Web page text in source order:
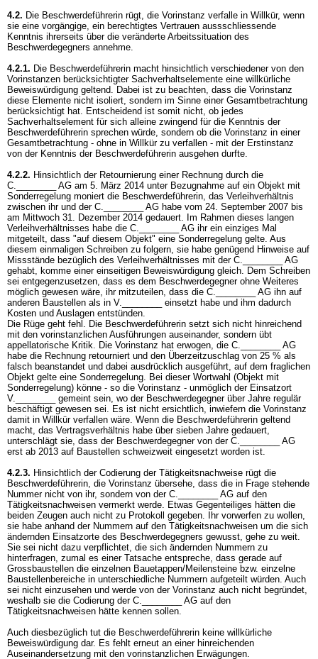
4.2. Die Beschwerdeführerin rügt, die Vorinstanz verfalle in Willkür, wenn
sie eine vorgängige, ein berechtigtes Vertrauen aussschliessende
Kenntnis ihrerseits über die veränderte Arbeitssituation des
Beschwerdegegners annehme.
4.2.1. Die Beschwerdeführerin macht hinsichtlich verschiedener von den
Vorinstanzen berücksichtigter Sachverhaltselemente eine willkürliche
Beweiswürdigung geltend. Dabei ist zu beachten, dass die Vorinstanz
diese Elemente nicht isoliert, sondern im Sinne einer Gesamtbetrachtung
berücksichtigt hat. Entscheidend ist somit nicht, ob jedes
Sachverhaltselement für sich alleine zwingend für die Kenntnis der
Beschwerdeführerin sprechen würde, sondern ob die Vorinstanz in einer
Gesamtbetrachtung - ohne in Willkür zu verfallen - mit der Erstinstanz
von der Kenntnis der Beschwerdeführerin ausgehen durfte.
4.2.2. Hinsichtlich der Retournierung einer Rechnung durch die
C.________ AG am 5. März 2014 unter Bezugnahme auf ein Objekt mit
Sonderregelung moniert die Beschwerdeführerin, das Verleihverhältnis
zwischen ihr und der C.________ AG habe vom 24. September 2007 bis
am Mittwoch 31. Dezember 2014 gedauert. Im Rahmen dieses langen
Verleihverhältnisses habe die C.________ AG ihr ein einziges Mal
mitgeteilt, dass "auf diesem Objekt" eine Sonderregelung gelte. Aus
diesem einmaligen Schreiben zu folgern, sie habe genügend Hinweise auf
Missstände bezüglich des Verleihverhältnisses mit der C.________ AG
gehabt, komme einer einseitigen Beweiswürdigung gleich. Dem Schreiben
sei entgegenzusetzen, dass es dem Beschwerdegegner ohne Weiteres
möglich gewesen wäre, ihr mitzuteilen, dass die C.________ AG ihn auf
anderen Baustellen als in V.________ einsetzt habe und ihm dadurch
Kosten und Auslagen entstünden.
Die Rüge geht fehl. Die Beschwerdeführerin setzt sich nicht hinreichend
mit den vorinstanzlichen Ausführungen auseinander, sondern übt
appellatorische Kritik. Die Vorinstanz hat erwogen, die C.________ AG
habe die Rechnung retourniert und den Überzeitzuschlag von 25 % als
falsch beanstandet und dabei ausdrücklich ausgeführt, auf dem fraglichen
Objekt gelte eine Sonderregelung. Bei dieser Wortwahl (Objekt mit
Sonderregelung) könne - so die Vorinstanz - unmöglich der Einsatzort
V.________ gemeint sein, wo der Beschwerdegegner über Jahre regulär
beschäftigt gewesen sei. Es ist nicht ersichtlich, inwiefern die Vorinstanz
damit in Willkür verfallen wäre. Wenn die Beschwerdeführerin geltend
macht, das Vertragsverhältnis habe über sieben Jahre gedauert,
unterschlägt sie, dass der Beschwerdegegner von der C.________ AG
erst ab 2013 auf Baustellen schweizweit eingesetzt worden ist.
4.2.3. Hinsichtlich der Codierung der Tätigkeitsnachweise rügt die
Beschwerdeführerin, die Vorinstanz übersehe, dass die in Frage stehende
Nummer nicht von ihr, sondern von der C.________ AG auf den
Tätigkeitsnachweisen vermerkt werde. Etwas Gegenteiliges hätten die
beiden Zeugen auch nicht zu Protokoll gegeben. Ihr vorwerfen zu wollen,
sie habe anhand der Nummern auf den Tätigkeitsnachweisen um die sich
ändernden Einsatzorte des Beschwerdegegners gewusst, gehe zu weit.
Sie sei nicht dazu verpflichtet, die sich ändernden Nummern zu
hinterfragen, zumal es einer Tatsache entspreche, dass gerade auf
Grossbaustellen die einzelnen Bauetappen/Meilensteine bzw. einzelne
Baustellenbereiche in unterschiedliche Nummern aufgeteilt würden. Auch
sei nicht einzusehen und werde von der Vorinstanz auch nicht begründet,
weshalb sie die Codierung der C.________ AG auf den
Tätigkeitsnachweisen hätte kennen sollen.
Auch diesbezüglich tut die Beschwerdeführerin keine willkürliche
Beweiswürdigung dar. Es fehlt erneut an einer hinreichenden
Auseinandersetzung mit den vorinstanzlichen Erwägungen.